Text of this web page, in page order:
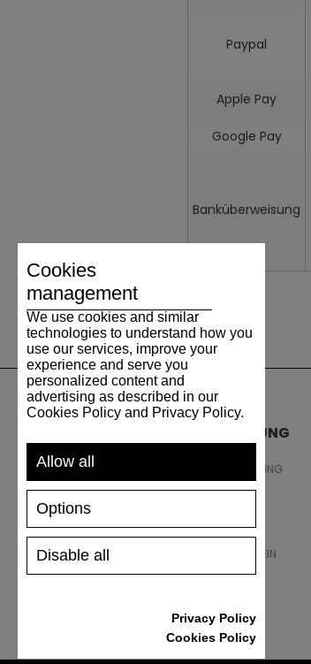
Paypal
Apple Pay
Google Pay
Banküberweisung
UNTERSTÜTZUNG
VERSAND UND ZAHLUNG
RÜCKSENDUNG
SCHUHPFLEGE
GESCHENKGUTSCHEIN
REZENSIONEN
Cookies
management
We use cookies and similar
technologies to understand how you
use our services, improve your
experience and serve you
personalized content and
advertising as described in our
Cookies Policy and Privacy Policy.
Allow all
Disable all
Options
Privacy Policy
Cookies Policy